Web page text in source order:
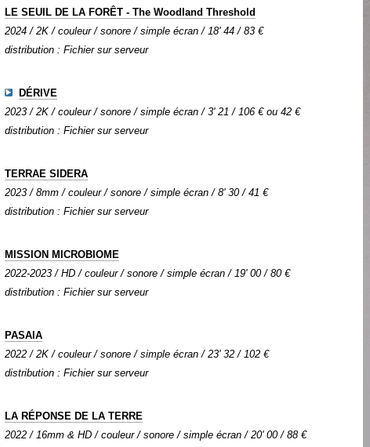
LE SEUIL DE LA FORÊT - The Woodland Threshold
2024 / 2K / couleur / sonore / simple écran / 18' 44 / 83 €
distribution : Fichier sur serveur
DÉRIVE
2023 / 2K / couleur / sonore / simple écran / 3' 21 / 106 € ou 42 €
distribution : Fichier sur serveur
TERRAE SIDERA
2023 / 8mm / couleur / sonore / simple écran / 8' 30 / 41 €
distribution : Fichier sur serveur
MISSION MICROBIOME
2022-2023 / HD / couleur / sonore / simple écran / 19' 00 / 80 €
distribution : Fichier sur serveur
PASAIA
2022 / 2K / couleur / sonore / simple écran / 23' 32 / 102 €
distribution : Fichier sur serveur
LA RÉPONSE DE LA TERRE
2022 / 16mm & HD / couleur / sonore / simple écran / 20' 00 / 88 €